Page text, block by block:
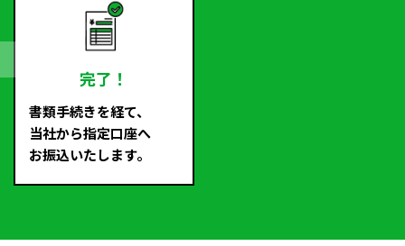
完了！
書類手続きを経て、
当社から指定口座へ
お振込いたします。